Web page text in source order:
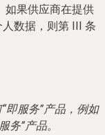
如果供应商在提供
数据，则第 III 条
即服务”产品，例如
务”产品。